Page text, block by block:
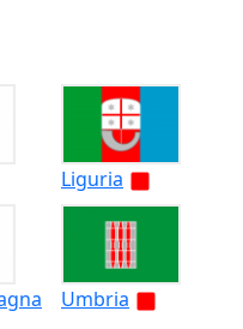
Liguria
Umbria